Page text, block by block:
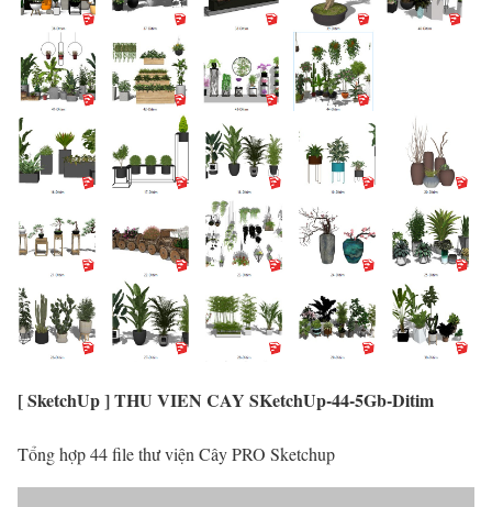
[ SketchUp ] THU VIEN CAY SKetchUp-44-5Gb-Ditim
Tổng hợp 44 file thư viện Cây PRO Sketchup